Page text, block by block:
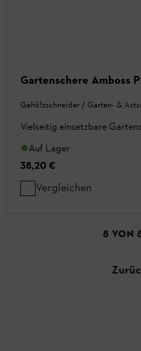
Gartenschere Amboss
Gehölzschneider / Garten- &
Vielseitig einsetzbare
Auf Lager
38,20 €
Vergleichen
8 VON